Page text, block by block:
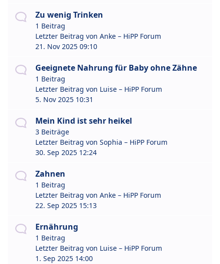
Zu wenig Trinken
1 Beitrag
Letzter Beitrag von Anke – HiPP Forum
21. Nov 2025 09:10
Geeignete Nahrung für Baby ohne Zähne
1 Beitrag
Letzter Beitrag von Luise – HiPP Forum
5. Nov 2025 10:31
Mein Kind ist sehr heikel
3 Beiträge
Letzter Beitrag von Sophia – HiPP Forum
30. Sep 2025 12:24
Zahnen
1 Beitrag
Letzter Beitrag von Anke – HiPP Forum
22. Sep 2025 15:13
Ernährung
1 Beitrag
Letzter Beitrag von Luise – HiPP Forum
1. Sep 2025 14:00